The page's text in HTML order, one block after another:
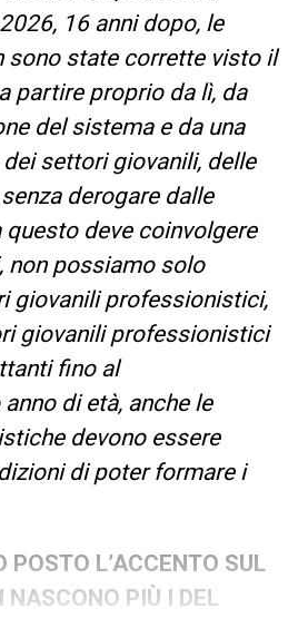
16 anni dopo, le
sono state corrette visto il
partire proprio da lì, da
del sistema e da una
settori giovanili, delle
derogare dalle
deve coinvolgere
non possiamo solo
giovanili professionistici,
giovanili professionistici
fino al
di età, anche le
devono essere
di poter formare i
POSTO L’ACCENTO SUL
NASCONO PIÙ I DEL